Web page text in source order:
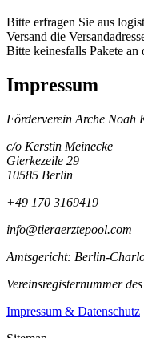
Bitte erfragen Sie aus
Versand die
Bitte keinesfalls Pakete an
Impressum
Förderverein Arche Noah
c/o Kerstin Meinecke
Gierkezeile 29
10585 Berlin
+49 170 3169419
info@tieraerztepool.com
Amtsgericht: Berlin-
Vereinsregisternummer
Impressum & Datenschutz